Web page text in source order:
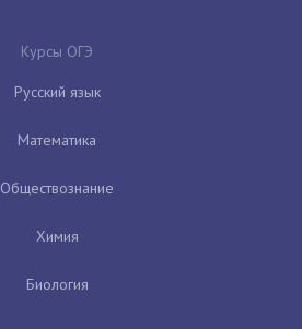
Курсы ОГЭ
Русский язык
Математика
Обществознание
Химия
Биология